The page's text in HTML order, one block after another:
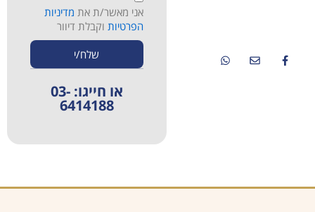
אני מאשר/ת את מדיניות
הפרטיות וקבלת דיוור
שלח/י
או חייגו: 03-
6414188